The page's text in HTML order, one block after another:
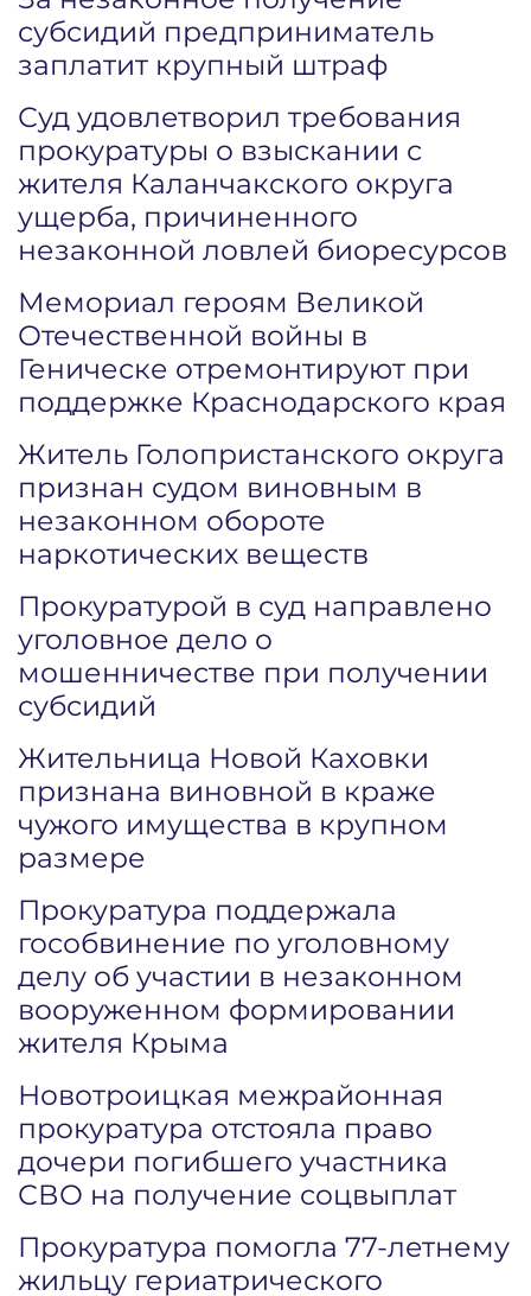
субсидий предприниматель
заплатит крупный штраф
Суд удовлетворил требования
прокуратуры о взыскании с
жителя Каланчакского округа
ущерба, причиненного
незаконной ловлей биоресурсов
Мемориал героям Великой
Отечественной войны в
Геническе отремонтируют при
поддержке Краснодарского края
Житель Голопристанского округа
признан судом виновным в
незаконном обороте
наркотических веществ
Прокуратурой в суд направлено
уголовное дело о
мошенничестве при получении
субсидий
Жительница Новой Каховки
признана виновной в краже
чужого имущества в крупном
размере
Прокуратура поддержала
гособвинение по уголовному
делу об участии в незаконном
вооруженном формировании
жителя Крыма
Новотроицкая межрайонная
прокуратура отстояла право
дочери погибшего участника
СВО на получение соцвыплат
Прокуратура помогла 77-летнему
жильцу гериатрического